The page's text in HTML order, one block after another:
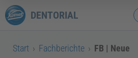
DENTORIAL
Start › Fachberichte › FB | Neue